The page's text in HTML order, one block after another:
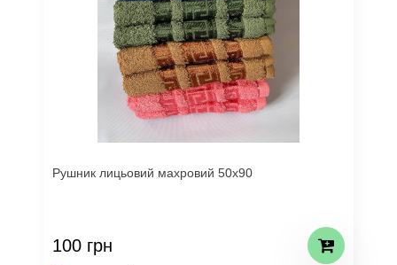
Рушник лицьовий махровий 50х90
100 грн